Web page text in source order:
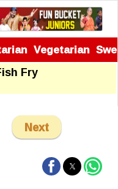
Vegetarian
Fry
Next